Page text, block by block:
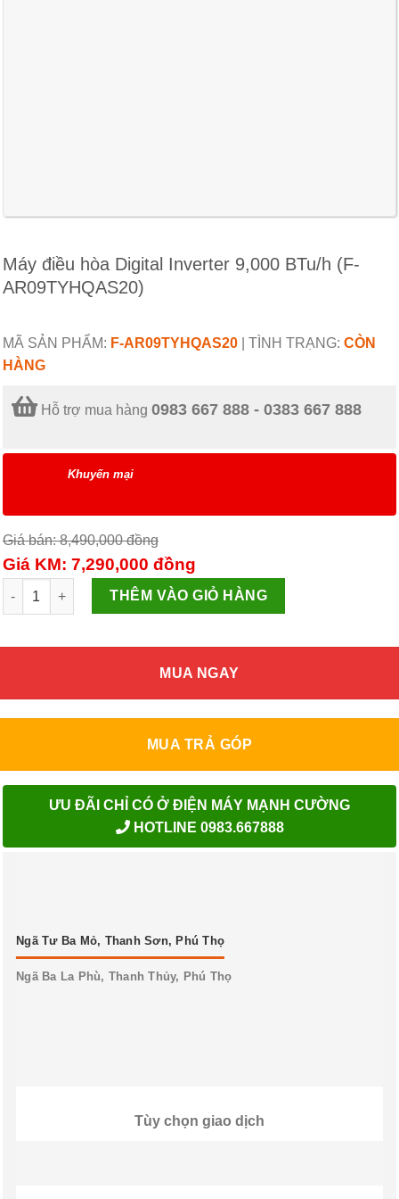
Máy điều hòa Digital Inverter 9,000 BTu/h (F-
AR09TYHQAS20)
MÃ SẢN PHẨM: F-AR09TYHQAS20 TÌNH TRẠNG: CÒN
HÀNG
Hỗ trợ mua hàng 0983 667 888 - 0383 667 888
Khuyến mại
Giá bán: 8,490,000đồng
Giá KM: 7,290,000 đồng
Máy điều hòa Digital Inverter 9,000 BTu/h (F-AR09TYHQAS20)
THÊM VÀO GIỎ HÀNG
MUA NGAY
MUA TRẢ GÓP
ƯU ĐÃI CHỈ CÓ Ở ĐIỆN MÁY MẠNH CƯỜNG
HOTLINE 0983.667888
Ngã Tư Ba Mỏ, Thanh Sơn, Phú Thọ
Ngã Ba La Phù, Thanh Thủy, Phú Thọ
Tùy chọn giao dịch